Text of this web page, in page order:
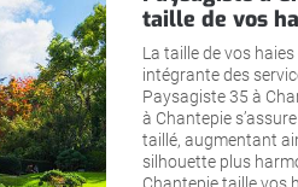
taille de vos
La taille de vos
intégrante des
Paysagiste 35 à
à Chantepie
taillé, augmentant
silhouette plus